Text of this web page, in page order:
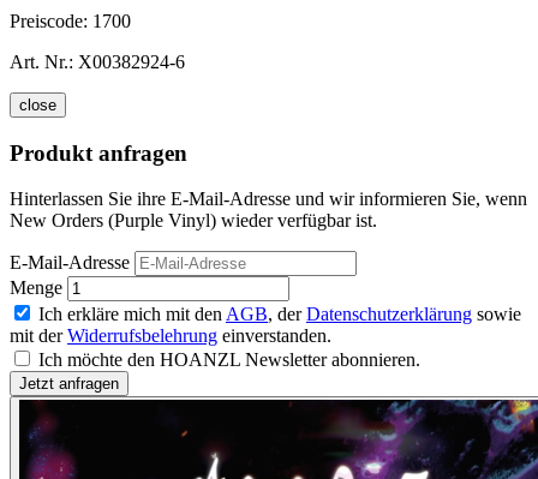
Preiscode: 1700
Art. Nr.: X00382924-6
close
Produkt anfragen
Hinterlassen Sie ihre E-Mail-Adresse und wir informieren Sie, wenn
New Orders (Purple Vinyl) wieder verfügbar ist.
E-Mail-Adresse
Menge
Ich erkläre mich mit den AGB, derDatenschutzerklärung sowie
mit derWiderrufsbelehrung einverstanden.
Ich möchte den HOANZL Newsletter abonnieren.